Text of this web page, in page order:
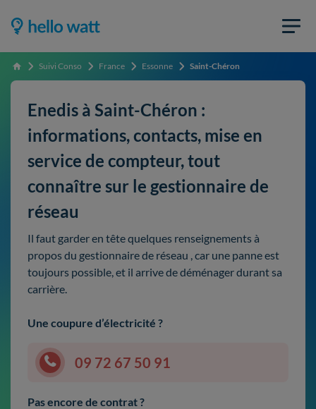
Accueil Suivi Conso France Essonne Saint-Chéron
Enedis à Saint-Chéron :
informations, contacts, mise en
service de compteur, tout
connaître sur le gestionnaire de
réseau
Il faut garder en tête quelques renseignements à
propos du gestionnaire de réseau , car une panne est
toujours possible, et il arrive de déménager durant sa
carrière.
Une coupure d’électricité ?
09 72 67 50 91
Pas encore de contrat ?